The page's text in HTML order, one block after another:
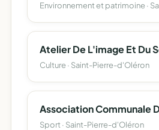
Environnement et patrimoine ·
Atelier De L'image Et Du
Culture · Saint-Pierre-d'Oléron
Sport · Saint-Pierre-d'Oléron